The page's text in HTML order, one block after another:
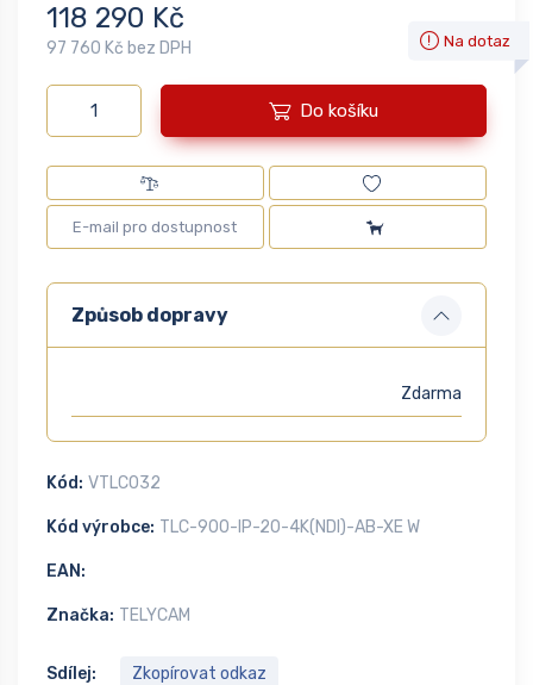
118 290 Kč
97 760 Kč bez DPH Na dotaz
Do košíku
Způsob dopravy
Zdarma
Kód: VTLC032
Kód výrobce: TLC-900-IP-20-4K(NDI)-AB-XE W
EAN:
Značka: TELYCAM
Sdílej: Zkopírovat odkaz